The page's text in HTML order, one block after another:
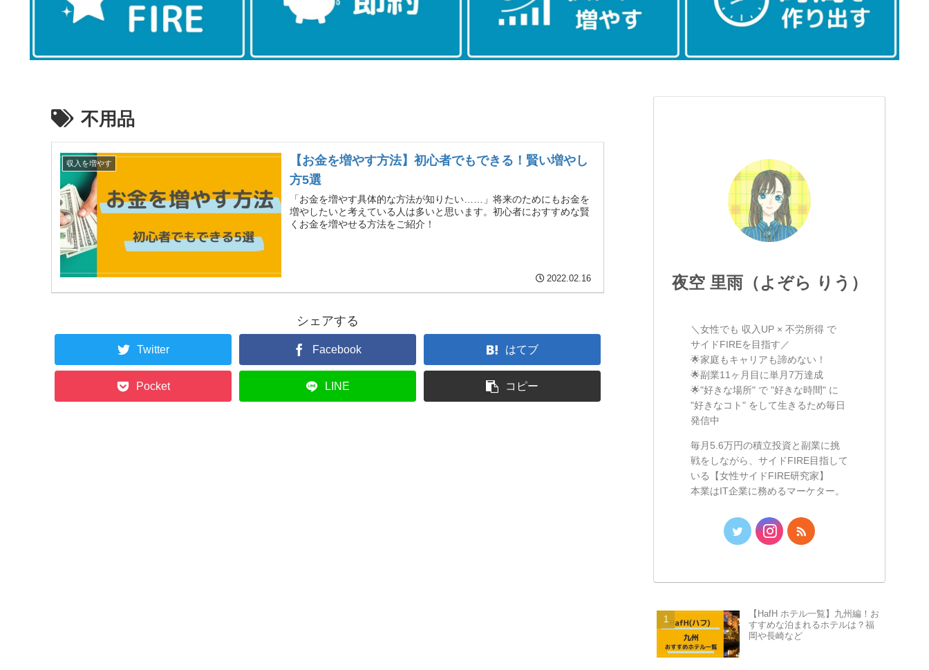
不用品
収入を増やす
【お金を増やす方法】初心者でもできる！賢い増やし
方5選
「お金を増やす具体的な方法が知りたい……」将来のためにもお金を
増やしたいと考えている人は多いと思います。初心者におすすめな賢
くお金を増やせる方法をご紹介！
2022.02.16
シェアする
Twitter Facebook はてブ
Pocket LINE コピー
夜空 里雨（よぞら りう）
＼女性でも 収入UP × 不労所得 で
サイドFIREを目指す／
🌟家庭もキャリアも諦めない！
🌟副業11ヶ月目に単月7万達成
🌟"好きな場所" で "好きな時間" に
"好きなコト" をして生きるため毎日
発信中
毎月5.6万円の積立投資と副業に挑
戦をしながら、サイドFIRE目指して
いる【女性サイドFIRE研究家】
本業はIT企業に務めるマーケター。
【HafH ホテル一覧】九州編！お
すすめな泊まれるホテルは？福
岡や長崎など